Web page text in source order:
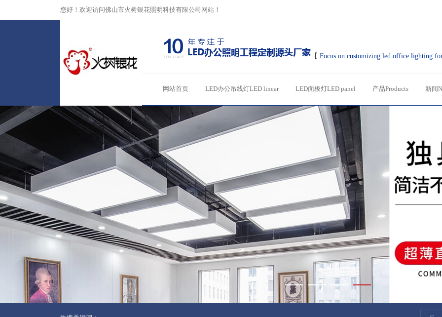
您好！欢迎访问佛山市火树银花照明科技有限公司网站！
【 Focus on customizing led office lighting
网站首页 LED办公吊线灯LED linear LED面板灯LED panel 产品Products 新闻